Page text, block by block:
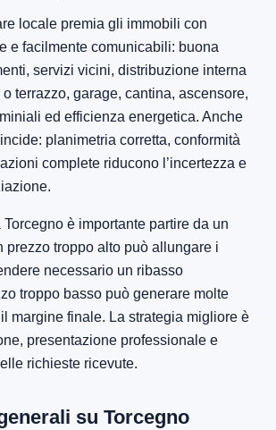
locale premia gli immobili con
e facilmente comunicabili: buona
servizi vicini, distribuzione interna
terrazzo, garage, cantina, ascensore,
ed efficienza energetica. Anche
planimetria corretta, conformità
complete riducono l’incertezza e
è importante partire da un
prezzo troppo alto può allungare i
necessario un ribasso
troppo basso può generare molte
margine finale. La strategia migliore è
presentazione professionale e
richieste ricevute.
su Torcegno